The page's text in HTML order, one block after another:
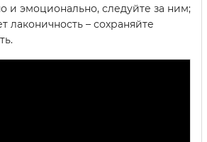
и эмоционально, следуйте за ним;
лаконичность – сохраняйте